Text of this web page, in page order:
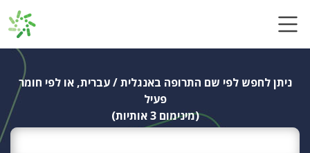
ניתן לחפש לפי שם התרופה באנגלית / עברית, או לפי חומר
פעיל
(מינימום 3 אותיות)